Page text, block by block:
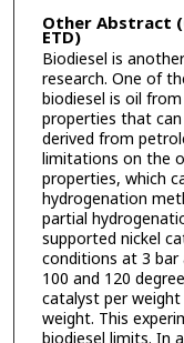
Other Abstract
ETD)
Biodiesel is
research. One of
biodiesel is oil
properties that
derived from
limitations on the
properties, which
hydrogenation
partial
supported nickel
conditions at 3 bar
100 and 120
catalyst per
weight. This